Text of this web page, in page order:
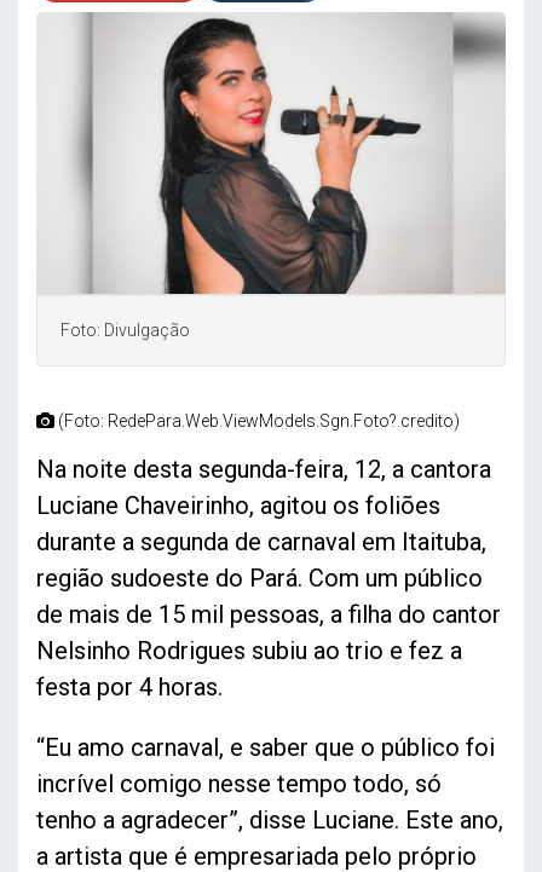
Foto: Divulgação
(Foto: RedePara.Web.ViewModels.Sgn.Foto?.credito)
Na noite desta segunda-feira, 12, a cantora
Luciane Chaveirinho, agitou os foliões
durante a segunda de carnaval em Itaituba,
região sudoeste do Pará. Com um público
de mais de 15 mil pessoas, a filha do cantor
Nelsinho Rodrigues subiu ao trio e fez a
festa por 4 horas.
“Eu amo carnaval, e saber que o público foi
incrível comigo nesse tempo todo, só
tenho a agradecer”, disse Luciane. Este ano,
a artista que é empresariada pelo próprio